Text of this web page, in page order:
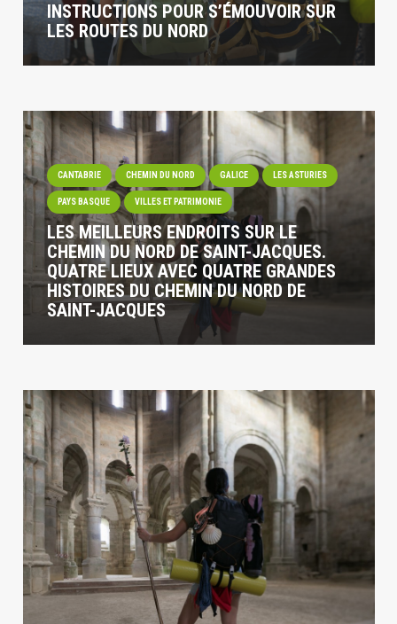
INSTRUCTIONS POUR S’ÉMOUVOIR SUR
LES ROUTES DU NORD
CANTABRIE CHEMIN DU NORD GALICE LES ASTURIES
PAYS BASQUE VILLES ET PATRIMONIE
LES MEILLEURS ENDROITS SUR LE
CHEMIN DU NORD DE SAINT-JACQUES.
QUATRE LIEUX AVEC QUATRE GRANDES
HISTOIRES DU CHEMIN DU NORD DE
SAINT-JACQUES